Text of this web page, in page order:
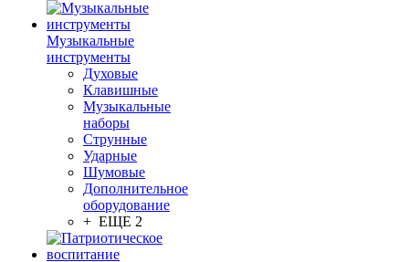
Музыкальные
инструменты
Духовые
Клавишные
Музыкальные
наборы
Струнные
Ударные
Шумовые
Дополнительное
оборудование
+ ЕЩЕ 2